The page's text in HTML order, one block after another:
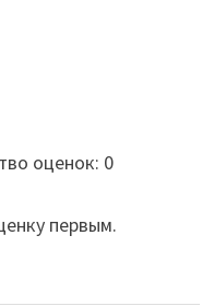
оценок: 0
первым.